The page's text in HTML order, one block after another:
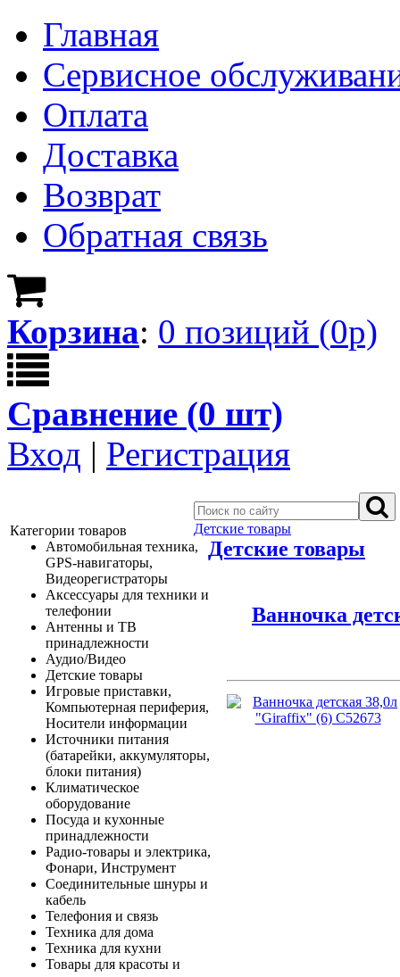
Главная
Сервисное
Оплата
Доставка
Возврат
Обратная связь
Корзина: 0 позиций (0р)
Сравнение (0 шт)
Вход | Регистрация
Категории товаров
Автомобильная техника,
GPS-навигаторы,
Видеорегистраторы
Аксессуары для техники и
телефонии
Антенны и ТВ
принадлежности
Аудио/Видео
Детские товары
Игровые приставки,
Компьютерная периферия,
Носители информации
Источники питания
(батарейки, аккумуляторы,
блоки питания)
Климатическое
оборудование
Посуда и кухонные
принадлежности
Радио-товары и электрика,
Фонари, Инструмент
Соединительные шнуры и
кабель
Телефония и связь
Техника для дома
Техника для кухни
Товары для красоты и
Детские товары
Детские товары
Ванночка